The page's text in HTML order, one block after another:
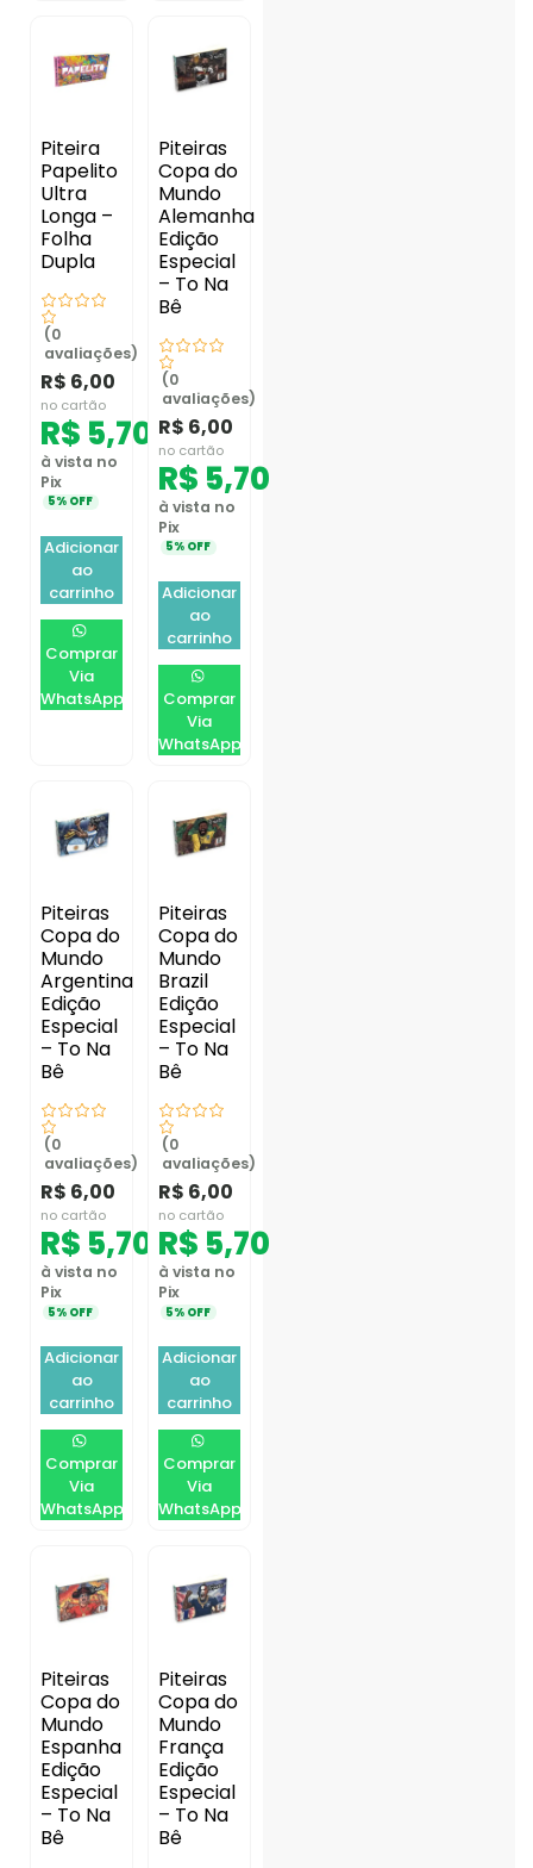
Piteira
Papelito
Ultra
Longa –
Folha
Dupla
(0
avaliações)
R$ 6,00
no cartão
R$ 5,70
à vista no
Pix
5% OFF
Adicionar
ao
carrinho
Comprar
Via
WhatsApp
Piteiras
Copa do
Mundo
Alemanha
Edição
Especial
– To Na
Bê
(0
avaliações)
R$ 6,00
no cartão
R$ 5,70
à vista no
Pix
5% OFF
Adicionar
ao
carrinho
Comprar
Via
WhatsApp
Piteiras
Copa do
Mundo
Argentina
Edição
Especial
– To Na
Bê
(0
avaliações)
R$ 6,00
no cartão
R$ 5,70
à vista no
Pix
5% OFF
Adicionar
ao
carrinho
Comprar
Via
WhatsApp
Piteiras
Copa do
Mundo
Brazil
Edição
Especial
– To Na
Bê
(0
avaliações)
R$ 6,00
no cartão
R$ 5,70
à vista no
Pix
5% OFF
Adicionar
ao
carrinho
Comprar
Via
WhatsApp
Piteiras
Copa do
Mundo
Espanha
Edição
Especial
– To Na
Bê
Piteiras
Copa do
Mundo
França
Edição
Especial
– To Na
Bê